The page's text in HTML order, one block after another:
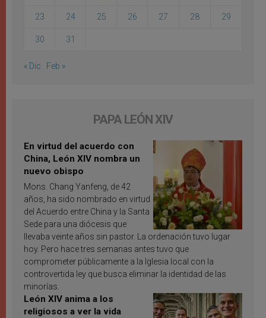
23 24 25 26 27 28 29
30 31
« Dic Feb »
PAPA LEÓN XIV
En virtud del acuerdo con
China, León XIV nombra un
nuevo obispo
Mons. Chang Yanfeng, de 42
años, ha sido nombrado en virtud
del Acuerdo entre China y la Santa
Sede para una diócesis que
llevaba veinte años sin pastor. La ordenación tuvo lugar
hoy. Pero hace tres semanas antes tuvo que
comprometer públicamente a la Iglesia local con la
controvertida ley que busca eliminar la identidad de las
minorías.
León XIV anima a los
religiosos a ver la vida